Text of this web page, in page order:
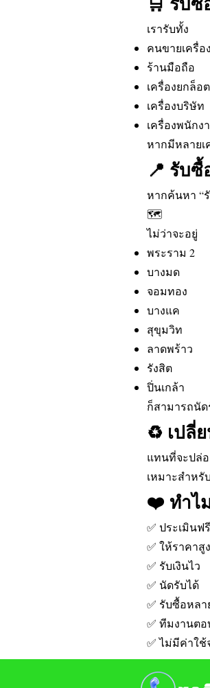
เรารับทั้ง
คนขายเครื่อ
ร้านมือถือ
เครื่องยกล็อต
เครื่องบริษัท
เครื่องพนักง
หากมีหลายเ
📍 รับซื้
หากค้นหา “
🗺️
ไม่ว่าจะอยู่
พระราม 2
บางมด
จอมทอง
บางแค
สุขุมวิท
ลาดพร้าว
รังสิต
ปิ่นเกล้า
ก็สามารถนัด
♻️ เปลี่ย
แทนที่จะปล่อ
เหมาะสำหรั
❤️ ทำไ
✅ ประเมินฟรี
✅ ให้ราคาสูง
✅ รับเงินไว
✅ นัดรับได้
✅ รับซื้อหล
✅ ทีมงานตอ
✅ ไม่มีค่าใช้